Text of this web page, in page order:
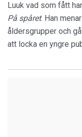
Luuk vad som fått
På spåret. Han
åldersgrupper och
att locka en yngre